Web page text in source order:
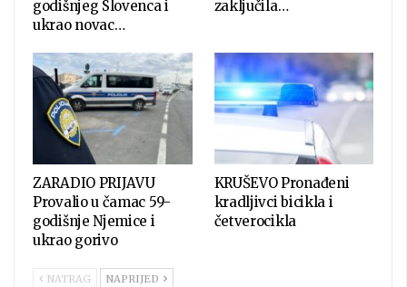
godišnjeg Slovenca i
ukrao novac…
zaključila…
ZARADIO PRIJAVU
Provalio u čamac 59-
godišnje Njemice i
ukrao gorivo
KRUŠEVO Pronađeni
kradljivci bicikla i
četverocikla
NATRAG NAPRIJED